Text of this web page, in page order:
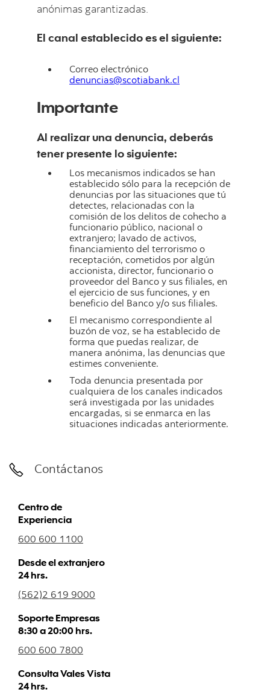
anónimas garantizadas.
El canal establecido es el siguiente:
Correo electrónico
denuncias@scotiabank.cl
Importante
Al realizar una denuncia, deberás
tener presente lo siguiente:
Los mecanismos indicados se han
establecido sólo para la recepción de
denuncias por las situaciones que tú
detectes, relacionadas con la
comisión de los delitos de cohecho a
funcionario público, nacional o
extranjero; lavado de activos,
financiamiento del terrorismo o
receptación, cometidos por algún
accionista, director, funcionario o
proveedor del Banco y sus filiales, en
el ejercicio de sus funciones, y en
beneficio del Banco y/o sus filiales.
El mecanismo correspondiente al
buzón de voz, se ha establecido de
forma que puedas realizar, de
manera anónima, las denuncias que
estimes conveniente.
Toda denuncia presentada por
cualquiera de los canales indicados
será investigada por las unidades
encargadas, si se enmarca en las
situaciones indicadas anteriormente.
Contáctanos
Centro de
Experiencia
600 600 1100
Desde el extranjero
24 hrs.
(562)2 619 9000
Soporte Empresas
8:30 a 20:00 hrs.
600 600 7800
Consulta Vales Vista
24 hrs.